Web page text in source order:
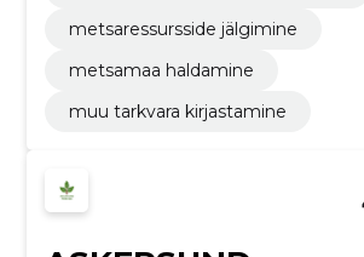
metsaressursside jälgimine
metsamaa haldamine
muu tarkvara kirjastamine